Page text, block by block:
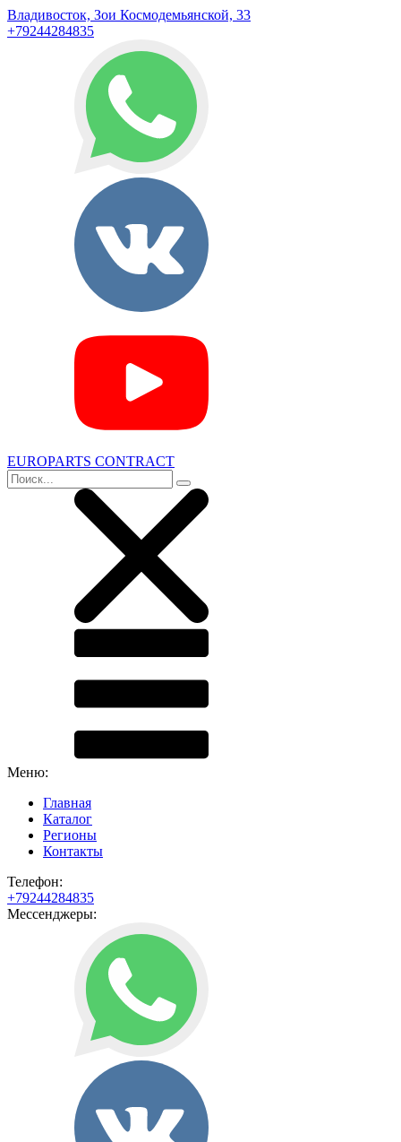
Владивосток, Зои Космодемьянской, 33
+79244284835
EUROPARTS CONTRACT
Меню:
Главная
Каталог
Регионы
Контакты
Телефон:
+79244284835
Мессенджеры: